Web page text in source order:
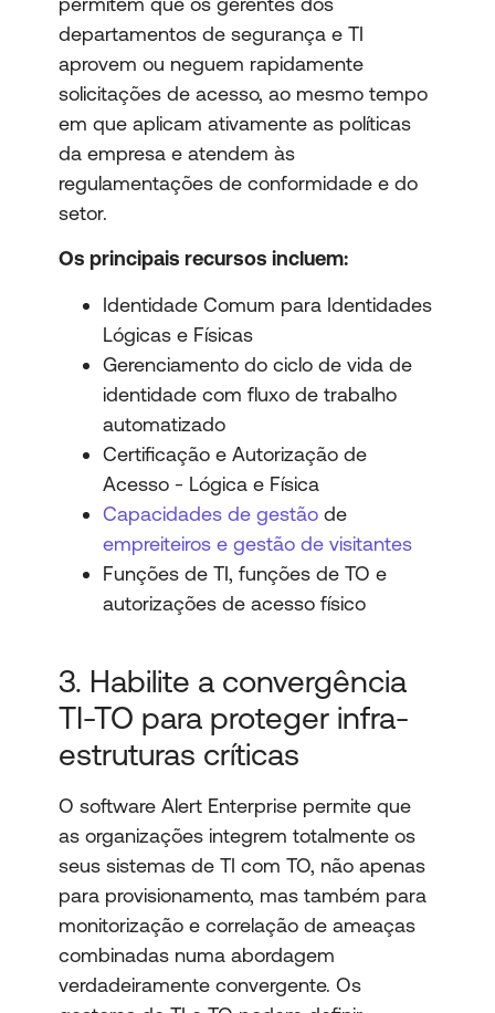
departamentos de segurança e TI
aprovem ou neguem rapidamente
solicitações de acesso, ao mesmo tempo
em que aplicam ativamente as políticas
da empresa e atendem às
regulamentações de conformidade e do
setor.
Os principais recursos incluem:
Identidade Comum para Identidades
Lógicas e Físicas
Gerenciamento do ciclo de vida de
identidade com fluxo de trabalho
automatizado
Certificação e Autorização de
Acesso - Lógica e Física
Capacidades de gestãode
empreiteiros e gestão de visitantes
Funções de TI, funções de TO e
autorizações de acesso físico
3. Habilite a convergência
TI-TO para proteger infra-
estruturas críticas
O software Alert Enterprise permite que
as organizações integrem totalmente os
seus sistemas de TI com TO, não apenas
para provisionamento, mas também para
monitorização e correlação de ameaças
combinadas numa abordagem
verdadeiramente convergente. Os